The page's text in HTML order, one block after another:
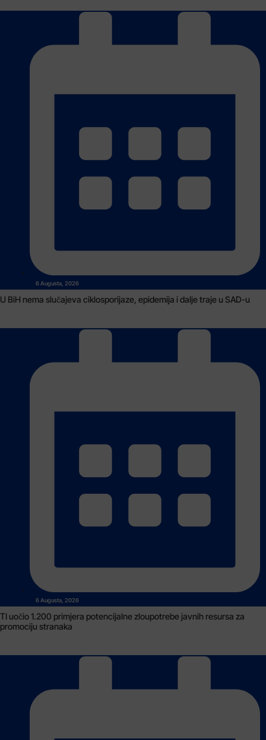
6 Augusta, 2026
U BiH nema slučajeva ciklosporijaze, epidemija i dalje traje u SAD-u
6 Augusta, 2026
TI uočio 1.200 primjera potencijalne zloupotrebe javnih resursa za
promociju stranaka